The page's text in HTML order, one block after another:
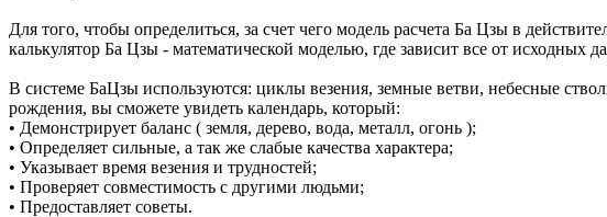
Для того, чтобы определиться, за счет чего модель расчета Ба Цзы в
калькулятор Ба Цзы - математической моделью, где зависит все от исходных
В системе БаЦзы используются: циклы везения, земные ветви, небесные
рождения, вы сможете увидеть календарь, который:
• Демонстрирует баланс ( земля, дерево, вода, металл, огонь );
• Определяет сильные, а так же слабые качества характера;
• Указывает время везения и трудностей;
• Проверяет совместимость с другими людьми;
• Предоставляет советы.